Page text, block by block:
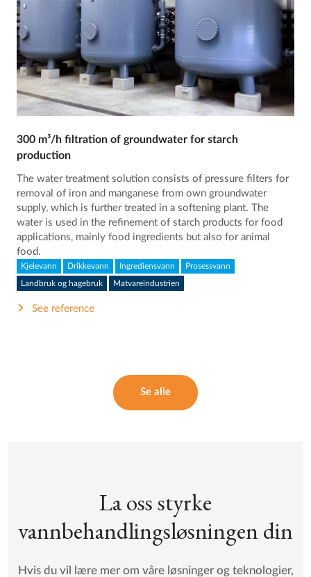
300 m³/h filtration of groundwater for starch
production
The water treatment solution consists of pressure filters for
removal of iron and manganese from own groundwater
supply, which is further treated in a softening plant. The
water is used in the refinement of starch products for food
applications, mainly food ingredients but also for animal
food.
Kjelevann Drikkevann Ingrediensvann Prosessvann
Landbruk og hagebruk Matvareindustrien
See reference
Se alle
La oss styrke
vannbehandlingsløsningen din
Hvis du vil lære mer om våre løsninger og teknologier,